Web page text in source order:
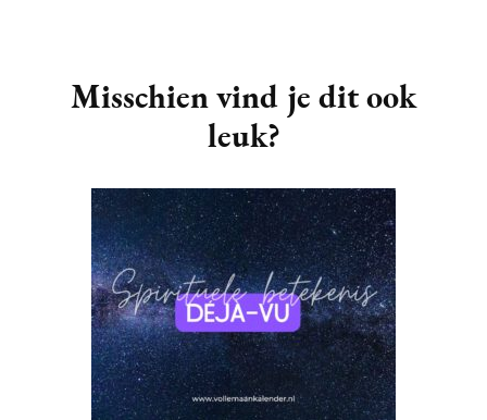
Navigation
Misschien vind je dit ook
leuk?